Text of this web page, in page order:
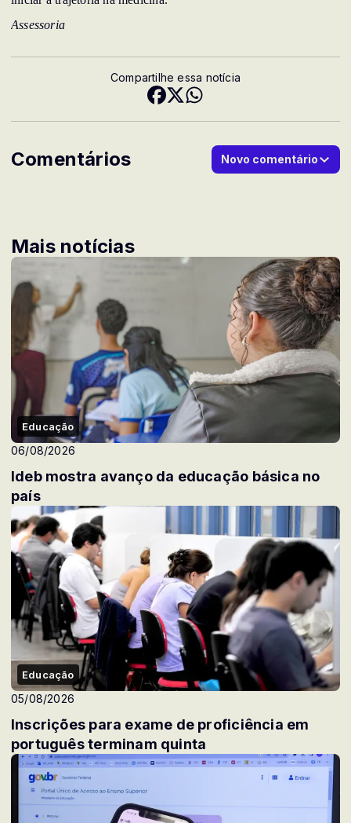
Assessoria
Compartilhe essa notícia
Comentários Novo comentário
Mais notícias
Educação
06/08/2026
Ideb mostra avanço da educação básica no
país
Educação
05/08/2026
Inscrições para exame de proficiência em
português terminam quinta